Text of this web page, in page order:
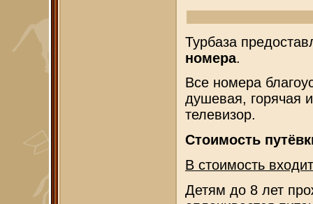
Турбаза
номера.
Все номера
душевая, горячая
телевизор.
Стоимость
В стоимость
Детям до 8 лет